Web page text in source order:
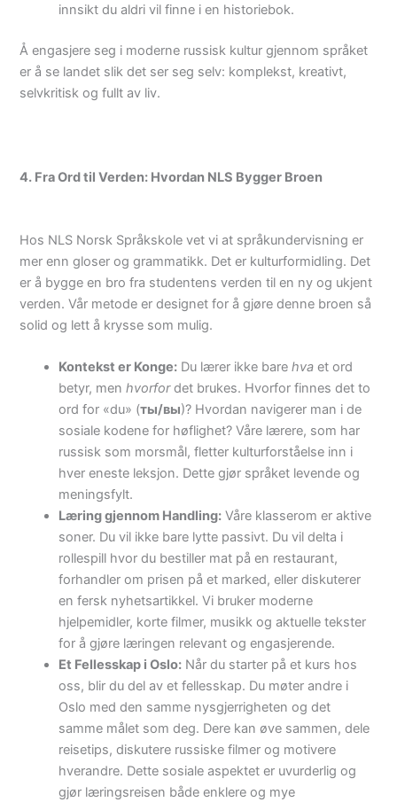
innsikt du aldri vil finne i en historiebok.
Å engasjere seg i moderne russisk kultur gjennom språket
er å se landet slik det ser seg selv: komplekst, kreativt,
selvkritisk og fullt av liv.
4. Fra Ord til Verden: Hvordan NLS Bygger Broen
Hos NLS Norsk Språkskole vet vi at språkundervisning er
mer enn gloser og grammatikk. Det er kulturformidling. Det
er å bygge en bro fra studentens verden til en ny og ukjent
verden. Vår metode er designet for å gjøre denne broen så
solid og lett å krysse som mulig.
Kontekst er Konge: Du lærer ikke barehva et ord
betyr, menhvorfordet brukes. Hvorfor finnes det to
ord for «du» (ты/вы)? Hvordan navigerer man i de
sosiale kodene for høflighet? Våre lærere, som har
russisk som morsmål, fletter kulturforståelse inn i
hver eneste leksjon. Dette gjør språket levende og
meningsfylt.
Læring gjennom Handling: Våre klasserom er aktive
soner. Du vil ikke bare lytte passivt. Du vil delta i
rollespill hvor du bestiller mat på en restaurant,
forhandler om prisen på et marked, eller diskuterer
en fersk nyhetsartikkel. Vi bruker moderne
hjelpemidler, korte filmer, musikk og aktuelle tekster
for å gjøre læringen relevant og engasjerende.
Et Fellesskap i Oslo: Når du starter på et kurs hos
oss, blir du del av et fellesskap. Du møter andre i
Oslo med den samme nysgjerrigheten og det
samme målet som deg. Dere kan øve sammen, dele
reisetips, diskutere russiske filmer og motivere
hverandre. Dette sosiale aspektet er uvurderlig og
gjør læringsreisen både enklere og mye